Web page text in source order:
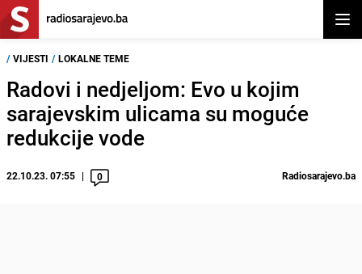
/ VIJESTI / LOKALNE TEME
Radovi i nedjeljom: Evo u kojim
sarajevskim ulicama su moguće
redukcije vode
22.10.23. 07:55 0 Radiosarajevo.ba